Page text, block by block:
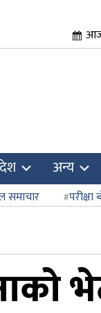
अन्य
समाचार परीक्षा